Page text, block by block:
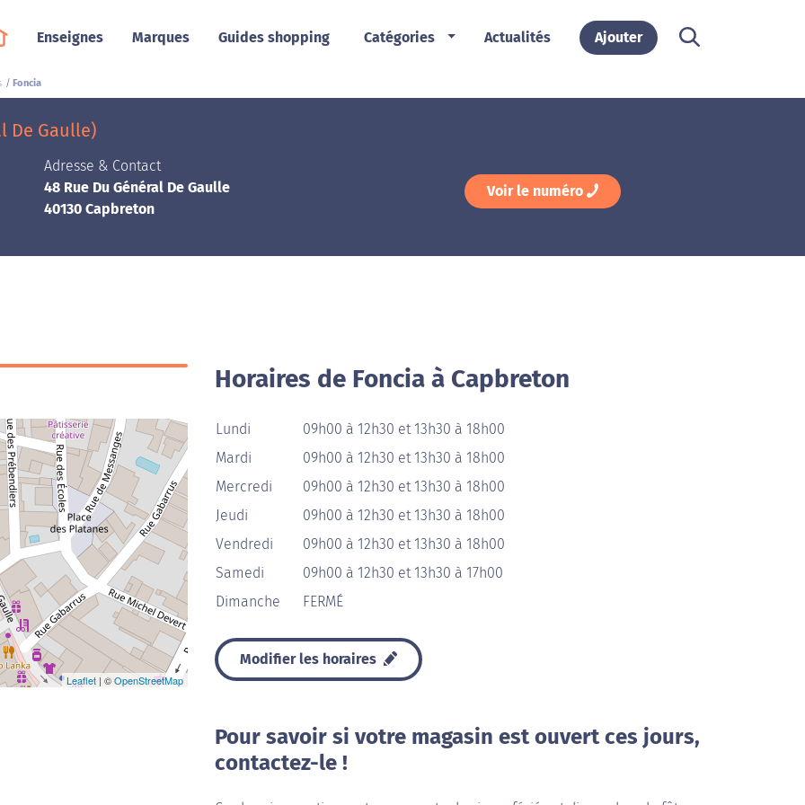
Enseignes Marques Guides shopping Catégories Actualités Ajouter
Foncia
De Gaulle)
Adresse & Contact
48 Rue Du Général De Gaulle
40130 Capbreton
Voir le numéro
Leaflet | ©OpenStreetMap
Horaires de Foncia à Capbreton
Lundi
09h00 à 12h30 et 13h30 à 18h00
Mardi
09h00 à 12h30 et 13h30 à 18h00
Mercredi
09h00 à 12h30 et 13h30 à 18h00
Jeudi
09h00 à 12h30 et 13h30 à 18h00
Vendredi
09h00 à 12h30 et 13h30 à 18h00
Samedi
09h00 à 12h30 et 13h30 à 17h00
Dimanche
FERMÉ
Modifier les horaires
Pour savoir si votre magasin est ouvert ces jours,
contactez-le !